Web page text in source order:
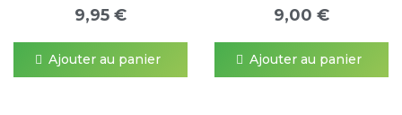
9,95 €
Ajouter au panier
9,00 €
Ajouter au panier